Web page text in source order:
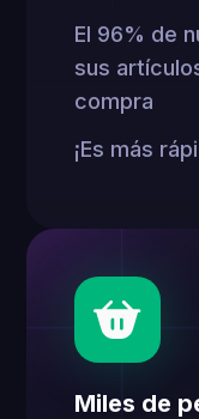
El 96% de
sus
compra
¡Es más
Miles de